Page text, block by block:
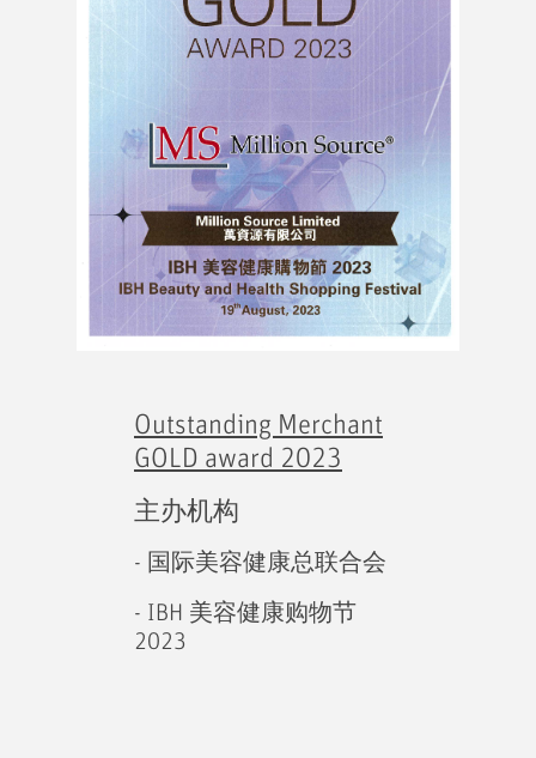
Outstanding Merchant
GOLD award 2023
主办机构
- 国际美容健康总联合会
- IBH 美容健康购物节
2023